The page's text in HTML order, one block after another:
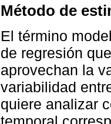
Método de
El término
de regresión
aprovechan la
variabilidad
quiere analizar